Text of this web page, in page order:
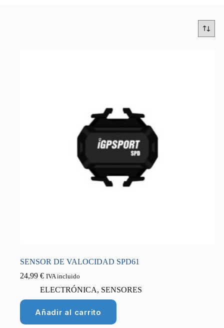
SENSOR DE VALOCIDAD SPD61
24,99 € IVA incluido
ELECTRÓNICA, SENSORES
Añadir al carrito